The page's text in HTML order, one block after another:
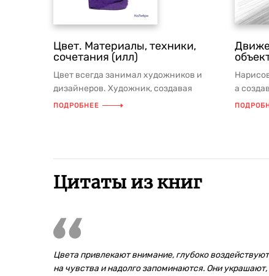
Цвет. Материалы, техники,
сочетания (илл)
Цвет всегда занимал художников и
дизайнеров. Художник, создавая
картину, раскрывает через цвет ее зн...
ПОДРОБНЕЕ
а
Цитаты из книг
Цвета привлекают внимание, глубоко воздействуют
на чувства и надолго запоминаются. Они украшают,